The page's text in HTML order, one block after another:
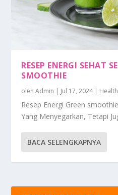
RESEP ENERGI SEHAT
SMOOTHIE
olehAdmin | Jul 17, 2024| Health
Resep Energi Green
Yang Menyegarkan, Tetapi
BACA SELENGKAPNYA